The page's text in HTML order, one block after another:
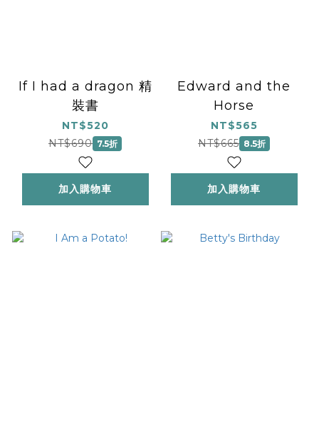
If I had a dragon 精
裝書
NT$520
NT$690 7.5折
加入購物車
Edward and the
Horse
NT$565
NT$665 8.5折
加入購物車